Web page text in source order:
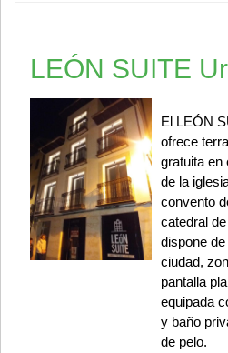
LEÓN SUITE
El LEÓN
ofrece
gratuita en
de la
convento
catedral
dispone
ciudad,
pantalla
equipada
y baño
de pelo.